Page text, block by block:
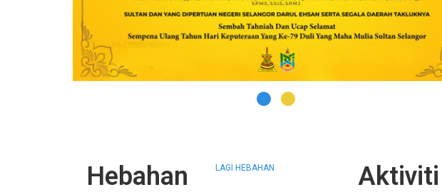
Hebahan LAGI HEBAHAN Aktiviti